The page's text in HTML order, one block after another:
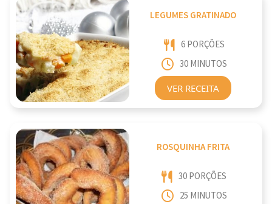
LEGUMES GRATINADO
6 PORÇÕES
30 MINUTOS
VER RECEITA
ROSQUINHA FRITA
30 PORÇÕES
25 MINUTOS